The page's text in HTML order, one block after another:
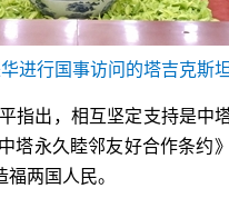
进行国事访问的塔吉克斯
指出，相互坚定支持是
永久睦邻友好合作条约
两国人民。